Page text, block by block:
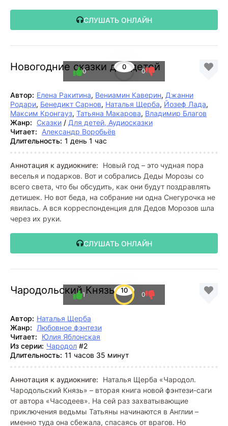
СЛУШАТЬ ОНЛАЙН
Новогодние сказки для детей
0
0 0
Автор: Елена Ракитина, Вениамин Каверин, Джанни
Родари, Бенедикт Сарнов, Наталья Щерба, Йозеф Лада,
Максим Кронгауз, Татьяна Макарова, Владимир Благов
Жанр: Сказки / Для детей, Аудиосказки
Читает:
Александр Воробьёв
Длительность: 1 день 1 час
Аннотация к аудиокниге:
Новый год – это чудная пора
веселья и подарков. Вот и собрались Деды Морозы со
всего света, что бы обсудить, как они будут поздравлять
детишек. Но вот беда, на собрание ни одна Снегурочка не
явилась. А вся корреспонденция для Дедов Морозов шла
через их руки.
СЛУШАТЬ ОНЛАЙН
Чародольский Князь 10
1 0
Автор: Наталья Щерба
Жанр:
Любовное фэнтези
Читает:
Юлия Яблонская
Из серии: Чародол #2
Длительность: 11 часов 35 минут
Аннотация к аудиокниге:
Наталья Щерба «Чародол.
Чародольский Князь» – вторая книга новой фэнтези-саги
от автора «Часодеев». На сей раз захватывающие
приключения ведьмы Татьяны начинаются в Англии –
именно туда она сбежала, спасаясь от врагов. Но